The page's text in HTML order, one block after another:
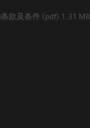
款及条件 (pdf) 1.31 MB